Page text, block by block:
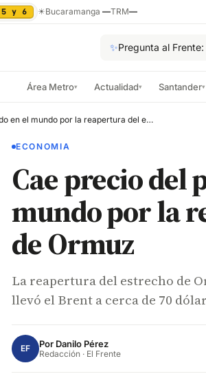
5 y 6 ☀Bucaramanga —TRM—
✨Pregunta al
Área Metro▾ Actualidad▾ Santander▾
Cae precio del petróleo crudo en el mundo por la reapertura del estrecho de Ormuz
ECONOMIA
Cae precio del
mundo por la
de Ormuz
La reapertura del estrecho de
llevó el Brent a cerca de 70
EF Por Danilo Pérez
Redacción · El Frente